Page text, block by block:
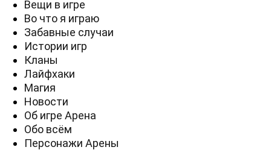
Вещи в игре
Во что я играю
Забавные случаи
Истории игр
Кланы
Лайфхаки
Магия
Новости
Об игре Арена
Обо всём
Персонажи Арены